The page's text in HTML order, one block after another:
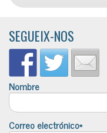
SEGUEIX-NOS
Nombre
Correo electrónico*